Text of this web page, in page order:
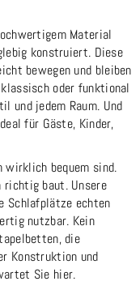
Material
konstruiert. Diese
bewegen und bleiben
oder funktional
und jedem Raum. Und
für Gäste, Kinder,
bequem sind.
richtig baut. Unsere
Schlafplätze echten
nutzbar. Kein
die
Konstruktion und
Sie hier.